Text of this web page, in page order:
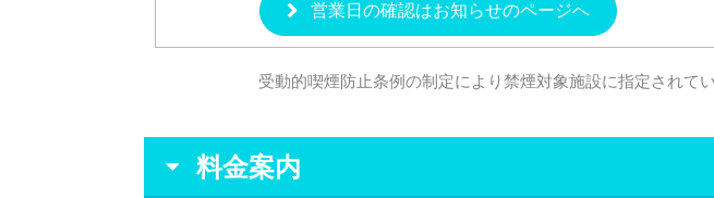
営業日の確認はお知らせのページへ
受動的喫煙防止条例の制定により禁煙対象施設に指定されて
料金案内